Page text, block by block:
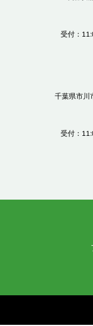
受付：
千葉県市川
受付：